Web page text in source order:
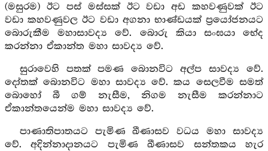
(මසුරම) ඊට පස් මස්සක් ඊට වඩා අඩ කහවණුවක් ඊට
වඩා කහවණුවල ඊට වඩා අගනා භාණ්ඩයක් ප්‍රයෝජනයට
බොරුකීම මහාසාවද්‍ය වේ. බොරු කියා සංඝයා භේද
කරන්නා ඒකාන්ත මහා සාවද්‍ය වේ.
සුරාවෙහි පතක් පමණ බොනවිට අල්ප සාවද්‍ය වේ.
දෝතක් බොනවිට මහා සාවද්‍ය වේ. කය සෙලවීම සමත්
බොහෝ බී ගම් නැසීම, නිගම නැසීම කරන්නාට
ඒකාන්තයෙන්ම මහා සාවද්‍ය වේ.
පාණාතිපාතයට පැමිණ ඛීණාසව වධය මහා සාවද්‍ය
වේ. අදින්නාදානයට පැමිණ ඛීණාසව සන්තකය හැර